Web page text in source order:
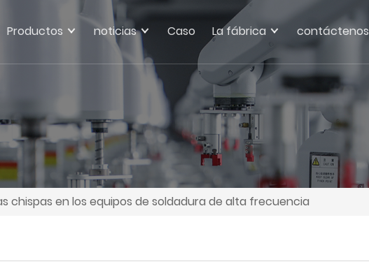
Productos noticias Caso La fábrica contáctenos
chispas en los equipos de soldadura de alta frecuencia